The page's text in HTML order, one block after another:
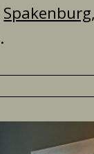
Spakenburg,
.